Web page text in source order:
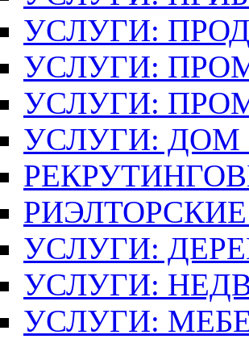
УСЛУГИ:
УСЛУГИ:
УСЛУГИ:
УСЛУГИ: ДОМ
УСЛУГИ:
УСЛУГИ:
УСЛУГИ: